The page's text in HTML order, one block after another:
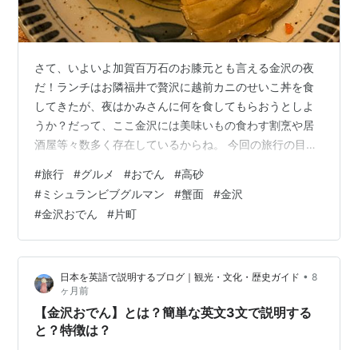
さて、いよいよ加賀百万石のお膝元とも言える金沢の夜
だ！ランチはお隣福井で贅沢に越前カニのせいこ丼を食
してきたが、夜はかみさんに何を食してもらおうとしよ
うか？だって、ここ金沢には美味いもの食わす割烹や居
酒屋等々数多く存在しているからね。 今回の旅行の目的
だが、決して金をかければいいっと言うものでもない。
結果エスコートしたのが高級割烹でもない、まさに庶民
のグルメ？金沢市民のソウルフード金澤おでんの名店
「おでん高砂」だ！おでん屋さんなんて来たことないか
みさんだけに逆に興味津々で大喜び！このおでん鍋を囲
むカウンターの和気藹々？賑やかな雰囲気が新鮮なん
じ…
#旅行 #グルメ #おでん #高砂
#ミシュランビブグルマン #蟹面 #金沢
#金沢おでん #片町
日本を英語で説明するブログ｜観光・文化・歴史ガイド • 8
ヶ月前
【金沢おでん】とは？簡単な英文3文で説明する
と？特徴は？